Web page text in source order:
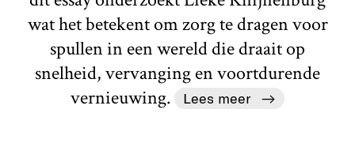
wat het betekent om zorg te dragen voor
spullen in een wereld die draait op
snelheid, vervanging en voortdurende
vernieuwing.
Lees meer